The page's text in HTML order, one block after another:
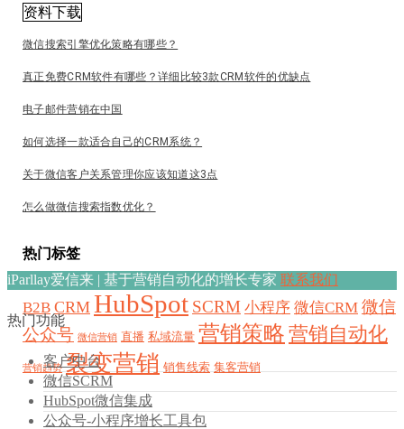
资料下载
微信搜索引擎优化策略有哪些？
真正免费CRM软件有哪些？详细比较3款CRM软件的优缺点
电子邮件营销在中国
如何选择一款适合自己的CRM系统？
关于微信客户关系管理你应该知道这3点
怎么做微信搜索指数优化？
热门标签
B2B CRM HubSpot SCRM 小程序 微信CRM 微信
公众号 微信营销 直播 私域流量 营销策略 营销自动化
营销趋势 裂变营销 销售线索 集客营销
iParllay爱信来 | 基于营销自动化的增长专家 联系我们
热门功能
客户中台
微信SCRM
HubSpot微信集成
公众号-小程序增长工具包